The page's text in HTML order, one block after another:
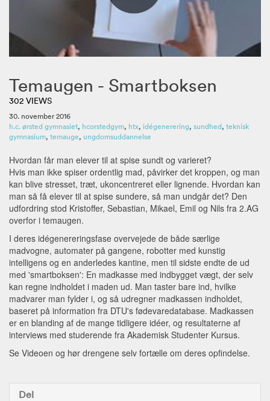
Temaugen - Smartboksen
302 VIEWS
30. november 2016
h.c. ørsted gymnasiet, hcorstedgym, htx, idégenerering, sundhed, teknisk
gymnasium, temauge, ungdomsuddannelse
Hvordan får man elever til at spise sundt og varieret?
Hvis man ikke spiser ordentlig mad, påvirker det kroppen, og man
kan blive stresset, træt, ukoncentreret eller lignende. Hvordan kan
man så få elever til at spise sundere, så man undgår det? Den
udfordring stod Kristoffer, Sebastian, Mikael, Emil og Nils fra 2.AG
overfor i temaugen.
I deres idégenereringsfase overvejede de både særlige
madvogne, automater på gangene, robotter med kunstig
intelligens og en anderledes kantine, men til sidste endte de ud
med 'smartboksen': En madkasse med indbygget vægt, der selv
kan regne indholdet i maden ud. Man taster bare ind, hvilke
madvarer man fylder i, og så udregner madkassen indholdet,
baseret på information fra DTU's fødevaredatabase. Madkassen
er en blanding af de mange tidligere idéer, og resultaterne af
interviews med studerende fra Akademisk Studenter Kursus.
Se Videoen og hør drengene selv fortælle om deres opfindelse.
Del